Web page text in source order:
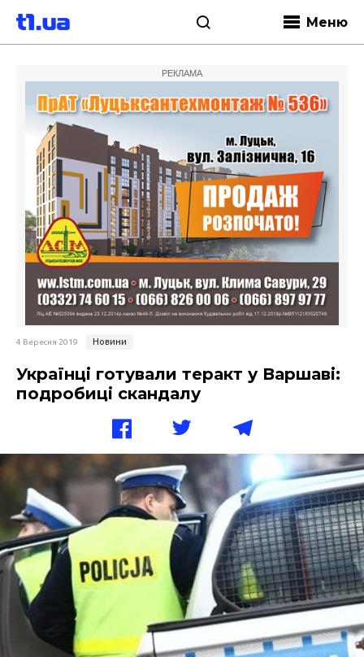
Меню
РЕКЛАМА
4 Вересня 2019 Новини
Українці готували теракт у Варшаві:
подробиці скандалу